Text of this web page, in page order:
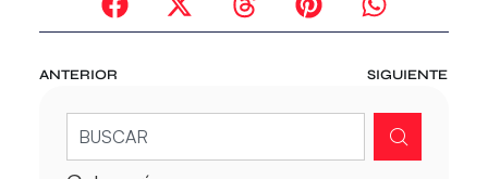
ANTERIOR SIGUIENTE